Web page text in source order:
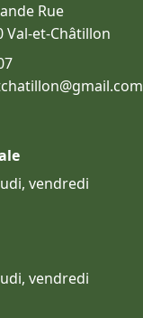
Rue
Val-et-Châtillon
vendredi
vendredi